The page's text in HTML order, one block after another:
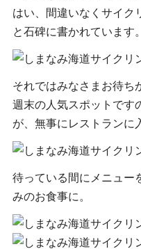
はい、間違いなくサイク
と石碑に書かれています。
それではみなさまお待ち
週末の人気スポットです
が、無事にレストランに
待っている間にメニュー
みのお食事に。